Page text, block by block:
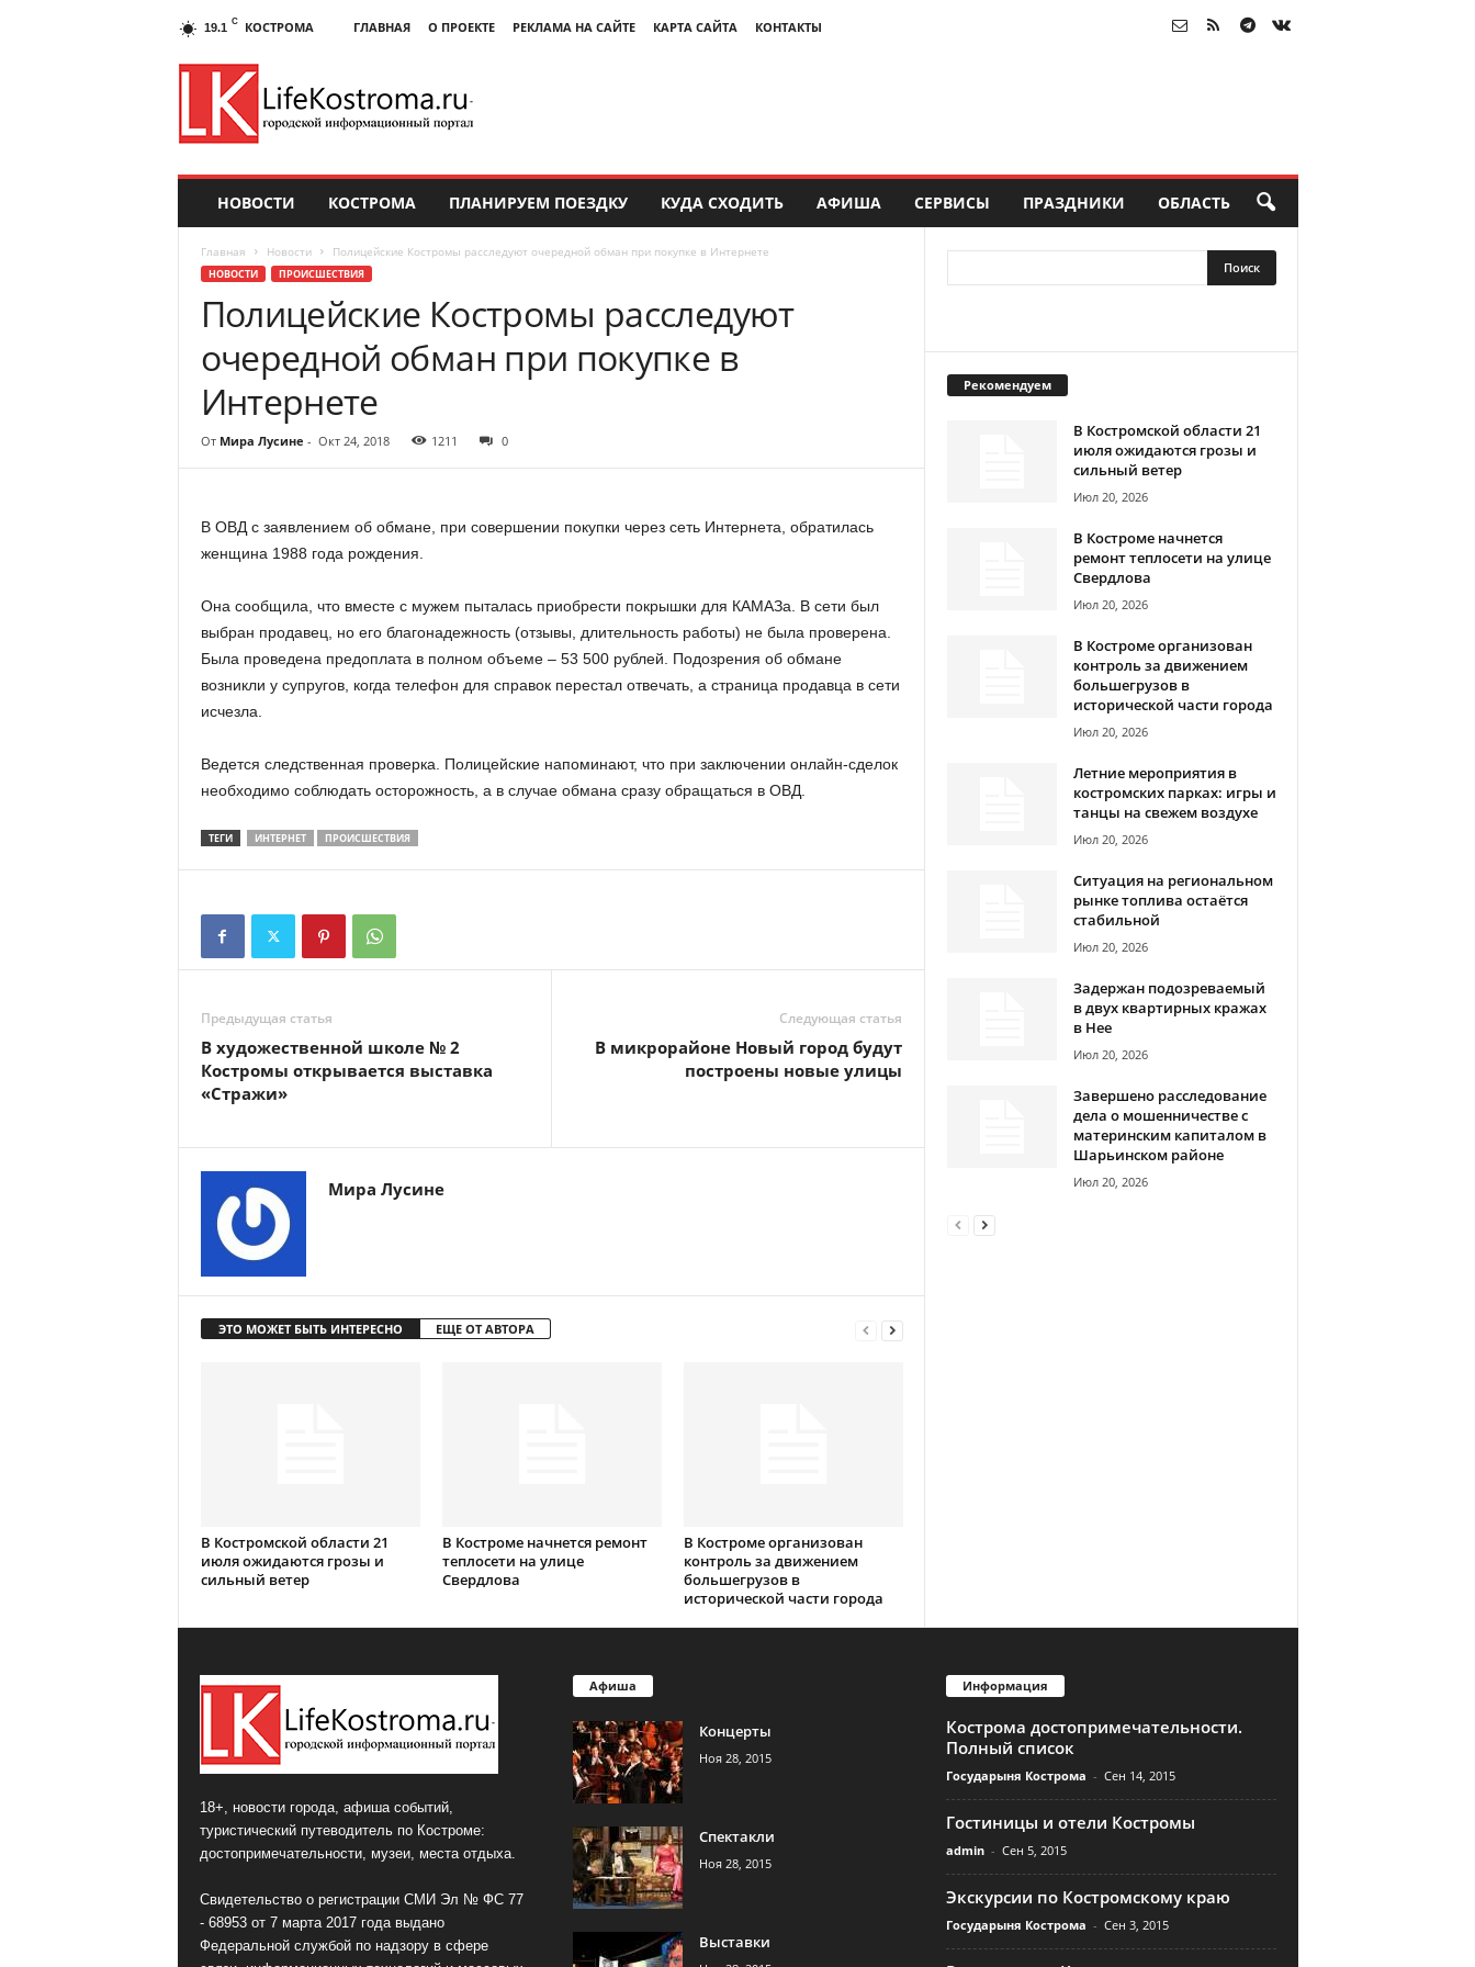
19.1 C КОСТРОМА ГЛАВНАЯ О ПРОЕКТЕ РЕКЛАМА НА САЙТЕ КАРТА САЙТА КОНТАКТЫ
НОВОСТИ КОСТРОМА ПЛАНИРУЕМ ПОЕЗДКУ КУДА СХОДИТЬ АФИША СЕРВИСЫ ПРАЗДНИКИ ОБЛАСТЬ
Главная Новости Полицейские Костромы расследуют очередной обман при покупке в Интернете
НОВОСТИ ПРОИСШЕСТВИЯ
Полицейские Костромы расследуют
очередной обман при покупке в
Интернете
От Мира Лусине - Окт 24, 2018 1211 0
В ОВД с заявлением об обмане, при совершении покупки через сеть Интернета, обратилась
женщина 1988 года рождения.
Она сообщила, что вместе с мужем пыталась приобрести покрышки для КАМАЗа. В сети был
выбран продавец, но его благонадежность (отзывы, длительность работы) не была проверена.
Была проведена предоплата в полном объеме – 53 500 рублей. Подозрения об обмане
возникли у супругов, когда телефон для справок перестал отвечать, а страница продавца в сети
исчезла.
Ведется следственная проверка. Полицейские напоминают, что при заключении онлайн-сделок
необходимо соблюдать осторожность, а в случае обмана сразу обращаться в ОВД.
ТЕГИ ИНТЕРНЕТ ПРОИСШЕСТВИЯ
Предыдущая статья
В художественной школе № 2
Костромы открывается выставка
«Стражи»
Следующая статья
В микрорайоне Новый город будут
построены новые улицы
Мира Лусине
ЭТО МОЖЕТ БЫТЬ ИНТЕРЕСНО ЕЩЕ ОТ АВТОРА
В Костромской области 21
июля ожидаются грозы и
сильный ветер
В Костроме начнется ремонт
теплосети на улице
Свердлова
В Костроме организован
контроль за движением
большегрузов в
исторической части города
Рекомендуем
В Костромской области 21
июля ожидаются грозы и
сильный ветер
Июл 20, 2026
В Костроме начнется
ремонт теплосети на улице
Свердлова
Июл 20, 2026
В Костроме организован
контроль за движением
большегрузов в
исторической части города
Июл 20, 2026
Летние мероприятия в
костромских парках: игры и
танцы на свежем воздухе
Июл 20, 2026
Ситуация на региональном
рынке топлива остаётся
стабильной
Июл 20, 2026
Задержан подозреваемый
в двух квартирных кражах
в Нее
Июл 20, 2026
Завершено расследование
дела о мошенничестве с
материнским капиталом в
Шарьинском районе
Июл 20, 2026
18+, новости города, афиша событий,
туристический путеводитель по Костроме:
достопримечательности, музеи, места отдыха.
Свидетельство о регистрации СМИ Эл № ФС 77
- 68953 от 7 марта 2017 года выдано
Федеральной службой по надзору в сфере
Афиша
Концерты
Ноя 28, 2015
Спектакли
Ноя 28, 2015
Выставки
Информация
Кострома достопримечательности.
Полный список
Государыня Кострома - Сен 14, 2015
Гостиницы и отели Костромы
admin - Сен 5, 2015
Экскурсии по Костромскому краю
Государыня Кострома - Сен 3, 2015